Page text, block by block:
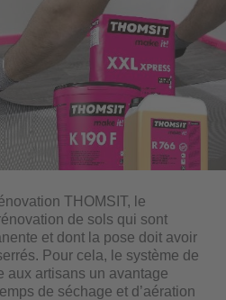
THOMSIT, le
de sols qui sont
et dont la pose doit avoir
Pour cela, le système de
aux artisans un avantage
de séchage et d’aération